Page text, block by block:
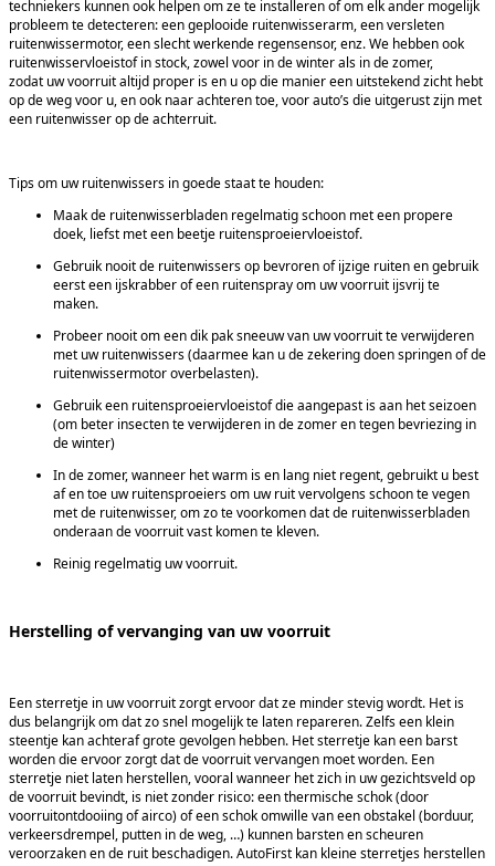
techniekers kunnen ook helpen om ze te installeren of om elk ander mogelijk
probleem te detecteren: een geplooide ruitenwisserarm, een versleten
ruitenwissermotor, een slecht werkende regensensor, enz. We hebben ook
ruitenwisservloeistof in stock, zowel voor in de winter als in de zomer,
zodat uw voorruit altijd proper is en u op die manier een uitstekend zicht hebt
op de weg voor u, en ook naar achteren toe, voor auto’s die uitgerust zijn met
een ruitenwisser op de achterruit.
Tips om uw ruitenwissers in goede staat te houden:
Maak de ruitenwisserbladen regelmatig schoon met een propere
doek, liefst met een beetje ruitensproeiervloeistof.
Gebruik nooit de ruitenwissers op bevroren of ijzige ruiten en gebruik
eerst een ijskrabber of een ruitenspray om uw voorruit ijsvrij te
maken.
Probeer nooit om een dik pak sneeuw van uw voorruit te verwijderen
met uw ruitenwissers (daarmee kan u de zekering doen springen of de
ruitenwissermotor overbelasten).
Gebruik een ruitensproeiervloeistof die aangepast is aan het seizoen
(om beter insecten te verwijderen in de zomer en tegen bevriezing in
de winter)
In de zomer, wanneer het warm is en lang niet regent, gebruikt u best
af en toe uw ruitensproeiers om uw ruit vervolgens schoon te vegen
met de ruitenwisser, om zo te voorkomen dat de ruitenwisserbladen
onderaan de voorruit vast komen te kleven.
Reinig regelmatig uw voorruit.
Herstelling of vervanging van uw voorruit
Een sterretje in uw voorruit zorgt ervoor dat ze minder stevig wordt. Het is
dus belangrijk om dat zo snel mogelijk te laten repareren. Zelfs een klein
steentje kan achteraf grote gevolgen hebben. Het sterretje kan een barst
worden die ervoor zorgt dat de voorruit vervangen moet worden. Een
sterretje niet laten herstellen, vooral wanneer het zich in uw gezichtsveld op
de voorruit bevindt, is niet zonder risico: een thermische schok (door
voorruitontdooiing of airco) of een schok omwille van een obstakel (borduur,
verkeersdrempel, putten in de weg, …) kunnen barsten en scheuren
veroorzaken en de ruit beschadigen. AutoFirst kan kleine sterretjes herstellen